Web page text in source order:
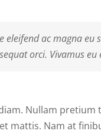
eleifend ac magna eu
orci. Vivamus
Nullam
mattis. Nam at